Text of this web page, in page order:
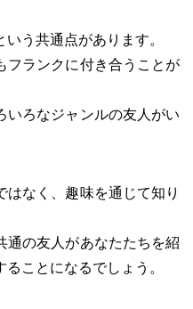
う共通点があります。
フランクに付き合うことが
いろなジャンルの友人がい
はなく、趣味を通じて知り
通の友人があなたたちを紹
ことになるでしょう。